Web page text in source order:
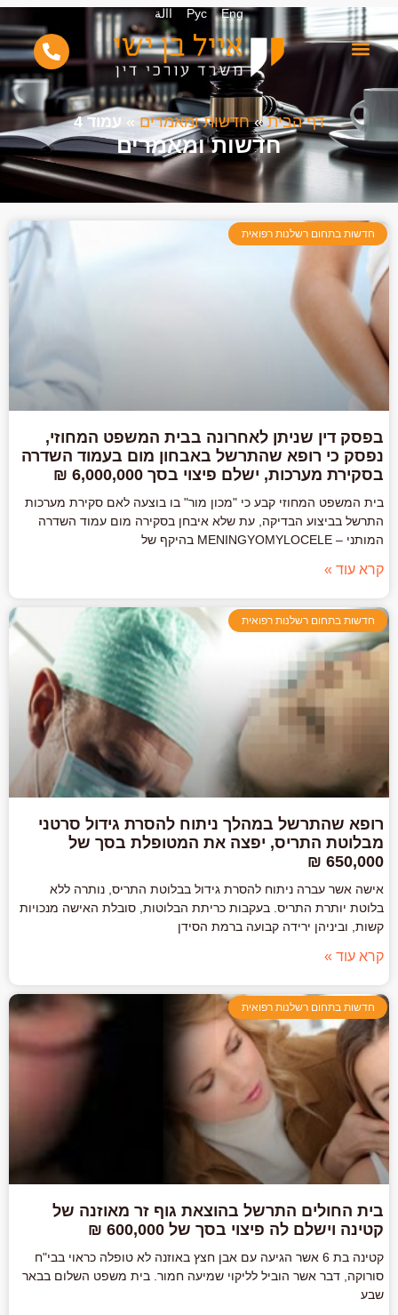
Eng
Рус االة
דף הבית»חדשות ומאמרים» עמוד 4
חדשות ומאמרים
חדשות בתחום רשלנות רפואית
בפסק דין שניתן לאחרונה בבית המשפט המחוזי,
נפסק כי רופא שהתרשל באבחון מום בעמוד השדרה
בסקירת מערכות, ישלם פיצוי בסך 6,000,000 ₪
בית המשפט המחוזי קבע כי "מכון מור" בו בוצעה לאם סקירת מערכות
התרשל בביצוע הבדיקה, עת שלא איבחן בסקירה מום עמוד השדרה
המותני – MENINGYOMYLOCELE בהיקף של
קרא עוד »
חדשות בתחום רשלנות רפואית
רופא שהתרשל במהלך ניתוח להסרת גידול סרטני
מבלוטת התריס, יפצה את המטופלת בסך של
650,000 ₪
אישה אשר עברה ניתוח להסרת גידול בבלוטת התריס, נותרה ללא
בלוטת יותרת התריס. בעקבות כריתת הבלוטות, סובלת האישה מנכויות
קשות, וביניהן ירידה קבועה ברמת הסידן
קרא עוד »
חדשות בתחום רשלנות רפואית
בית החולים התרשל בהוצאת גוף זר מאוזנה של
קטינה וישלם לה פיצוי בסך של 600,000 ₪
קטינה בת 6 אשר הגיעה עם אבן חצץ באוזנה לא טופלה כראוי בבי"ח
סורוקה, דבר אשר הוביל לליקוי שמיעה חמור. בית משפט השלום בבאר
שבע